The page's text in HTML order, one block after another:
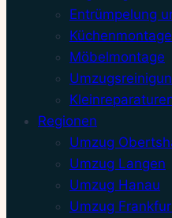
Entrümpelung
Küchenmontage
Möbelmontage
Regionen
Umzug
Umzug Langen
Umzug Hanau
Umzug